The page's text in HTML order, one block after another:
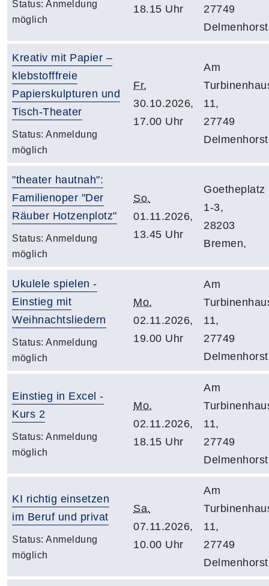
Status: Anmeldung
möglich
18.15 Uhr
27749
Kreativ mit Papier –
klebstofffreie
Papierskulpturen und
Tisch-Theater
Status: Anmeldung
möglich
Fr.
30.10.2026,
17.00 Uhr
Am
11,
27749
"theater hautnah":
Familienoper "Der
Räuber Hotzenplotz"
Status: Anmeldung
möglich
So.
01.11.2026,
13.45 Uhr
Goetheplatz
1-3,
28203
Bremen,
Ukulele spielen -
Einstieg mit
Weihnachtsliedern
Status: Anmeldung
möglich
Mo.
02.11.2026,
19.00 Uhr
Am
11,
27749
Einstieg in Excel -
Kurs 2
Status: Anmeldung
möglich
Mo.
02.11.2026,
18.15 Uhr
Am
11,
27749
KI richtig einsetzen
im Beruf und privat
Status: Anmeldung
möglich
Sa.
07.11.2026,
10.00 Uhr
Am
11,
27749